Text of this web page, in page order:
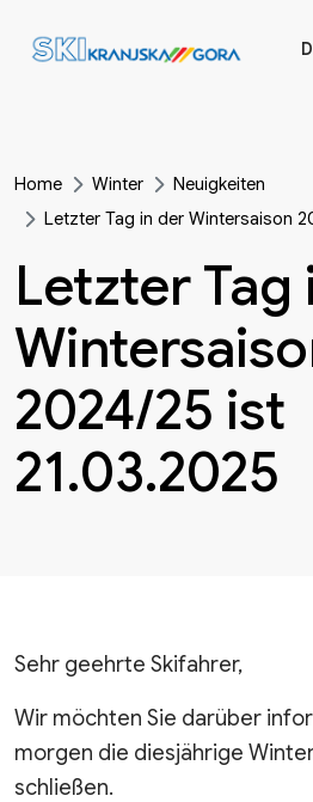
Home Winter
Neuigkeiten
Letzter Tag in der Wintersaison
Letzter Tag
2024/25 ist
21.03.2025
Sehr geehrte Skifahrer,
Wir möchten Sie darüber
morgen die diesjährige
schließen.